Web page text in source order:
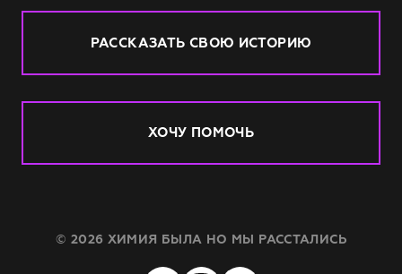
РАССКАЗАТЬ СВОЮ ИСТОРИЮ
ХОЧУ ПОМОЧЬ
© 2026 ХИМИЯ БЫЛА НО МЫ РАССТАЛИСЬ